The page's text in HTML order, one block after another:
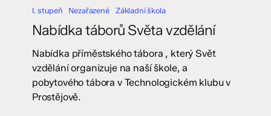
táborů
vzdělání
I. stupeň Nezařazené Základní škola
Nabídka táborů Světa vzdělání
Nabídka příměstského tábora , který Svět
vzdělání organizuje na naší škole, a
pobytového tábora v Technologickém klubu v
Prostějově.